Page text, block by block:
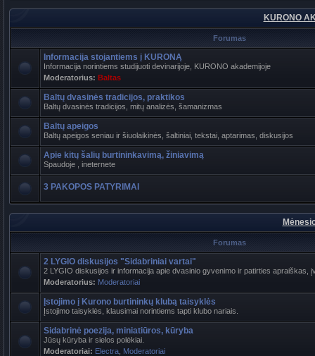
KURONO
Forumas
Informacija stojantiems į KURONĄ
Informacija norintiems studijuoti devinarijoje, KURONO akademijoje
Moderatorius: Baltas
Baltų dvasinės tradicijos, praktikos
Baltų dvasinės tradicijos, mitų analizės, šamanizmas
Baltų apeigos
Baltų apeigos seniau ir šiuolaikinės, šaltiniai, tekstai, aptarimas, diskusijos
Apie kitų šalių burtininkavimą, žiniavimą
Spaudoje , ineternete
3 PAKOPOS PATYRIMAI
Forumas
2 LYGIO diskusijos "Sidabriniai vartai"
2 LYGIO diskusijos ir informacija apie dvasinio gyvenimo ir patirties apraiškas,
Moderatorius: Moderatoriai
Įstojimo į Kurono burtininkų klubą taisyklės
Įstojimo taisyklės, klausimai norintiems tapti klubo nariais.
Sidabrinė poezija, miniatiūros, kūryba
Jūsų kūryba ir sielos polėkiai.
Moderatoriai: Electra Moderatoriai